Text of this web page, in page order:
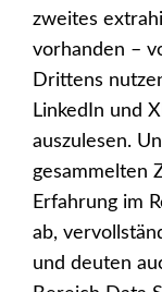
zweites
vorhanden –
Drittens
LinkedIn und
auszulesen.
gesammelten
Erfahrung im
ab,
und deuten